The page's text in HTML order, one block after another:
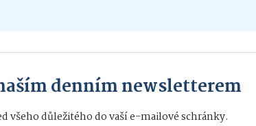
denním newsletterem
všeho důležitého do vaší e-mailové schránky.